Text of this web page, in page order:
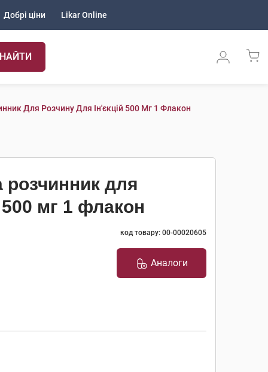
Добрі ціни Likar Online
Для Розчину Для Ін'єкцій 500 Мг 1 Флакон
для
500 мг 1 флакон
код товару: 00-00020605
Аналоги